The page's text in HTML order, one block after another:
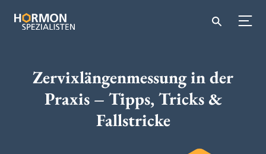
Zervixlängenmessung in der
Praxis – Tipps, Tricks &
Fallstricke